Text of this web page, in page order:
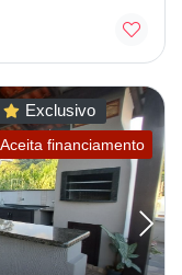
Exclusivo
Aceita financiamento